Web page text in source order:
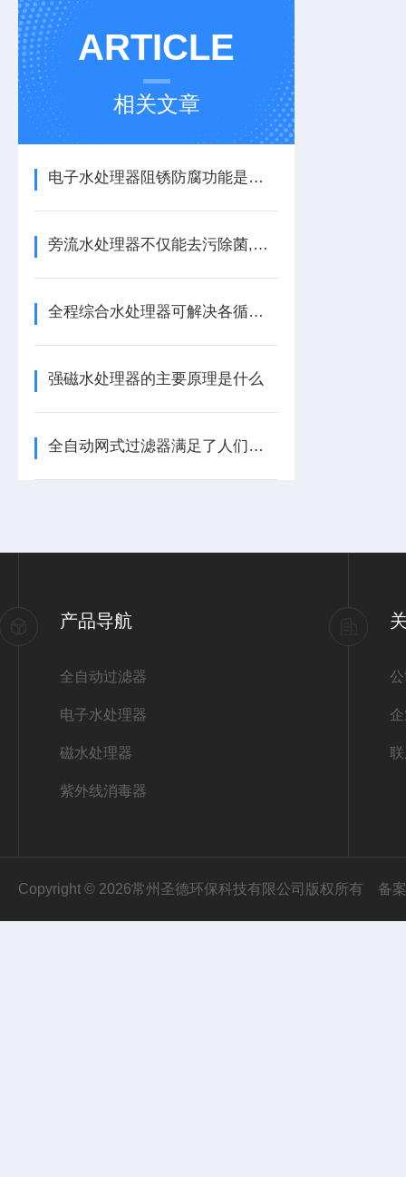
ARTICLE
相关文章
电子水处理器阻锈防腐功能是很多人都非常看重的一项作用
旁流水处理器不仅能去污除菌,还能阻锈防腐!
全程综合水处理器可解决各循环水系统的普遍难题
强磁水处理器的主要原理是什么
全自动网式过滤器满足了人们运用的需求
产品导航
全自动过滤器
电子水处理器
磁水处理器
紫外线消毒器
Copyright © 2026常州圣德环保科技有限公司版权所有 备